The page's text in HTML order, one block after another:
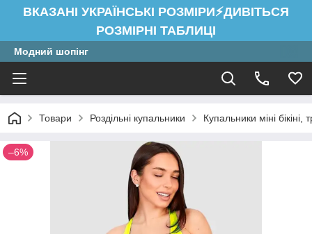
ВКАЗАНІ УКРАЇНСЬКІ РОЗМІРИ⚡ДИВІТЬСЯ
РОЗМІРНІ ТАБЛИЦІ
Модний шопінг
Товари Роздільні купальники Купальники міні бікіні,
–6%